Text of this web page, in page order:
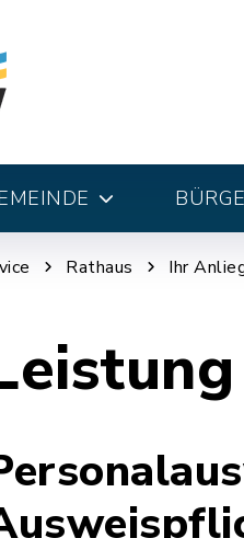
Rathaus Ihr